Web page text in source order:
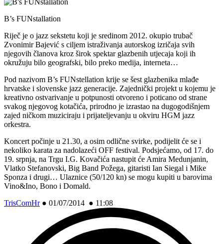
B’s FUNstallation
Riječ je o jazz sekstetu koji je sredinom 2012. okupio trubač
Zvonimir Bajević s ciljem istraživanja autorskog izričaja svih
njegovih članova kroz širok spektar glazbenih utjecaja koji ih
okružuju bilo geografski, bilo preko medija, interneta…
Pod nazivom B’s FUNstellation krije se šest glazbenika mlađe
hrvatske i slovenske jazz generacije. Zajednički projekt u kojemu je
kreativno ostvarivanje u potpunosti otvoreno i poticano od strane
svakog njegovog kotačića, prirodno je izrastao na dugogodišnjem
zajed ničkom muziciraju i prijateljevanju u okviru HGM jazz
orkestra.
Koncert počinje u 21.30, a osim odlične svirke, podijelit će se i
nekoliko karata za nadolazeći OFF festival. Podsjećamo, od 17. do
19. srpnja, na Trgu I.G. Kovačića nastupit će Amira Medunjanin,
Vlatko Stefanovski, Big Band Požega, gitaristi Ian Siegal i Mike
Sponza i drugi… Ulaznice (50/120 kn) se mogu kupiti u barovima
Vino&Ino, Bono i Domald.
TrisComHr● 01/07/2014 ● 11:08